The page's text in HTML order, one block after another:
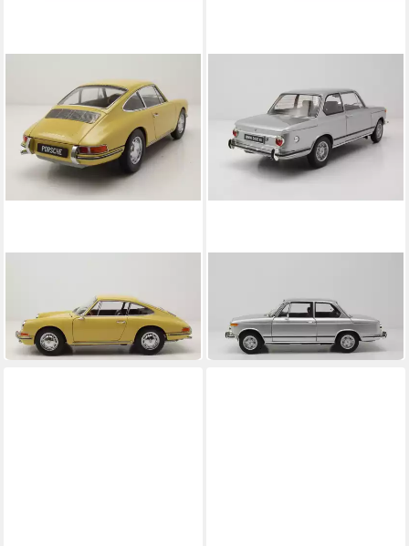
(901) 1964 champagner gelb
307,45 €
in 4-5 Werktagen bei dir
1972 silber
217,75 €
in 4-5 Werktagen bei dir